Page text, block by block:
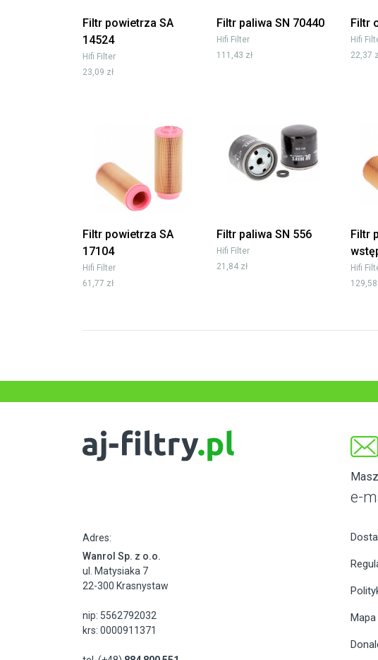
Filtr powietrza SA
14524
Hifi Filter
23,09 zł
Filtr paliwa SN 70440
Hifi Filter
111,43 zł
Filtr
Hifi
22,37
Filtr powietrza SA
17104
Hifi Filter
61,77 zł
Filtr paliwa SN 556
Hifi Filter
21,84 zł
Filtr
Hifi
129,58
e-
Adres:
Wanrol Sp. z o.o.
ul. Matysiaka 7
22-300 Krasnystaw
nip: 5562792032
krs: 0000911371